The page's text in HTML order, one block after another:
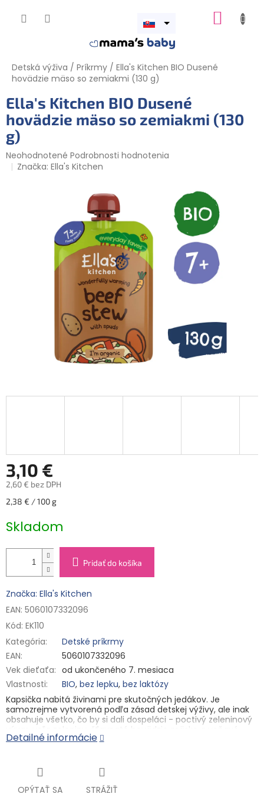
Otvoriť
Detská výživa / Príkrmy / Ella's Kitchen BIO Dusené
hovädzie mäso so zemiakmi (130 g)
Ella's Kitchen BIO Dusené
hovädzie mäso so zemiakmi (130
g)
Priemerné
hodnotenie
Neohodnotené Podrobnosti hodnotenia
Značka:Ella's Kitchen
3,10 €
2,60 € bez DPH
Jednotková
2,38 € / 100 g
Skladom
Pridať do košíka
Značka: Ella's Kitchen
EAN: 5060107332096
Kód: EK110
Kategória:
Detské príkrmy
EAN:
5060107332096
Vek dieťaťa: od ukončeného 7. mesiaca
Vlastnosti: BIO, bez lepku, bez laktózy
Kapsička nabitá živinami pre skutočných jedákov. Je
samozrejme vytvorená podľa zásad detskej výživy, ale inak
obsahuje všetko, čo by si dali dospeláci - poctivý zeleninový
vývar, veľa zeleniny, šťavnaté hovädzie mäsko a voňavé
bylinky. Jazýčky malých maškrtníkov okrem toho potešia aj
mesiaca.
Hlavné vlastnosti
Detailné informácie
OPÝTAŤ SA STRÁŽIŤ